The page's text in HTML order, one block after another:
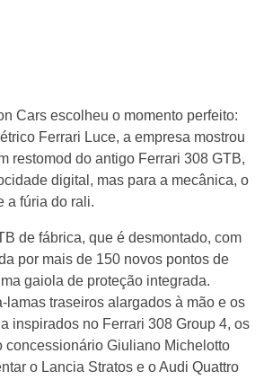
Cars escolheu o momento perfeito:
Ferrari Luce, a empresa mostrou
restomod do antigo Ferrari 308 GTB,
digital, mas para a mecânica, o
a fúria do rali.
de fábrica, que é desmontado, com
por mais de 150 novos pontos de
gaiola de proteção integrada.
lamas traseiros alargados à mão e os
inspirados no Ferrari 308 Group 4, os
concessionário Giuliano Michelotto
o Lancia Stratos e o Audi Quattro